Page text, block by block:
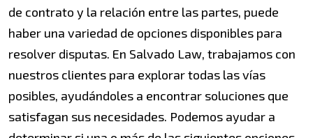
de contrato y la relación entre las partes, puede
haber una variedad de opciones disponibles para
resolver disputas. En Salvado Law, trabajamos con
nuestros clientes para explorar todas las vías
posibles, ayudándoles a encontrar soluciones que
satisfagan sus necesidades. Podemos ayudar a